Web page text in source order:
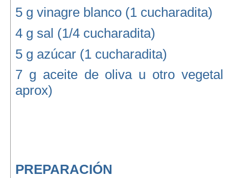
5 g vinagre blanco (1 cucharadita)
4 g sal (1/4 cucharadita)
5 g azúcar (1 cucharadita)
7 g aceite de oliva u otro vegetal
aprox)
PREPARACIÓN